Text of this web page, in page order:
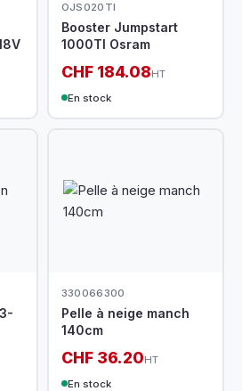
OJS020TI
Booster Jumpstart
1000TI Osram
CHF 184.08HT
En stock
330066300
Pelle à neige manch
140cm
CHF 36.20HT
En stock